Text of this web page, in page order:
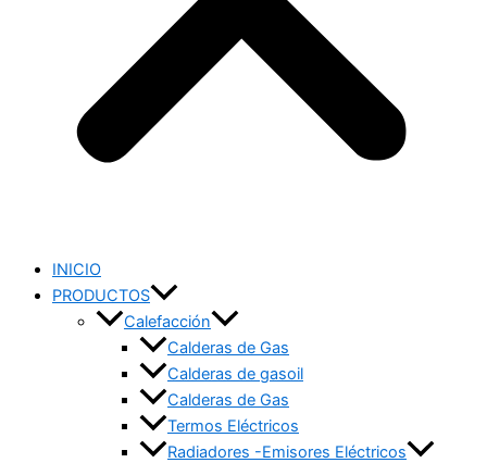
INICIO
PRODUCTOS
Calefacción
Calderas de Gas
Calderas de gasoil
Calderas de Gas
Termos Eléctricos
Radiadores -Emisores Eléctricos